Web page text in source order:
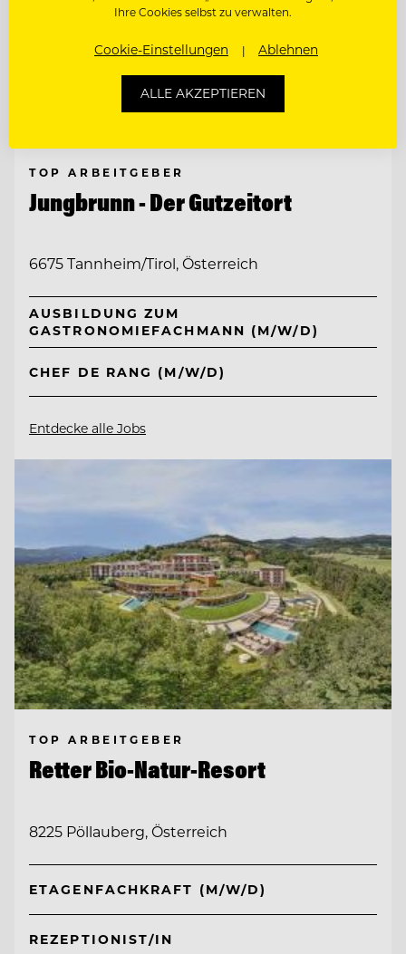
TOP ARBEITGEBER
Jungbrunn - Der Gutzeitort
6675 Tannheim/Tirol, Österreich
AUSBILDUNG ZUM
GASTRONOMIEFACHMANN (M/W/D)
CHEF DE RANG (M/W/D)
Entdecke alle Jobs
TOP ARBEITGEBER
Retter Bio-Natur-Resort
8225 Pöllauberg, Österreich
ETAGENFACHKRAFT (M/W/D)
REZEPTIONIST/IN
Ihre Cookies selbst zu verwalten.
Cookie-Einstellungen Ablehnen
ALLE AKZEPTIEREN